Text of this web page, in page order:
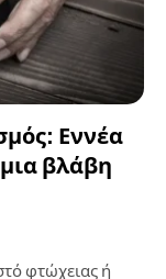
Εννέα
βλάβη
φτώχειας ή